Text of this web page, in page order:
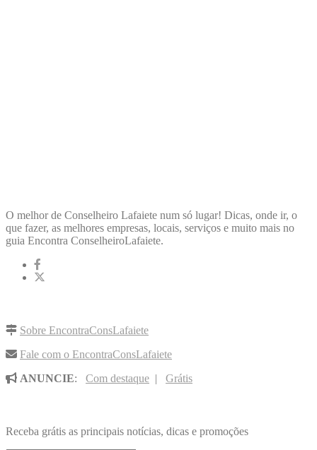
O melhor de Conselheiro Lafaiete num só lugar! Dicas, onde ir, o
que fazer, as melhores empresas, locais, serviços e muito mais no
guia Encontra ConselheiroLafaiete.
Sobre EncontraConsLafaiete
Fale com o EncontraConsLafaiete
ANUNCIE: Com destaque | Grátis
Receba grátis as principais notícias, dicas e promoções